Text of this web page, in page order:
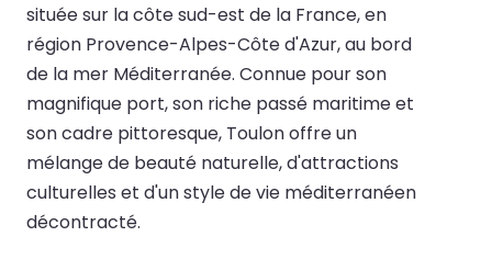
située sur la côte sud-est de la France, en
région Provence-Alpes-Côte d'Azur, au bord
de la mer Méditerranée. Connue pour son
magnifique port, son riche passé maritime et
son cadre pittoresque, Toulon offre un
mélange de beauté naturelle, d'attractions
culturelles et d'un style de vie méditerranéen
décontracté.